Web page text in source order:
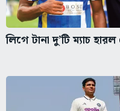
লিগে টানা দু’টি ম্যাচ